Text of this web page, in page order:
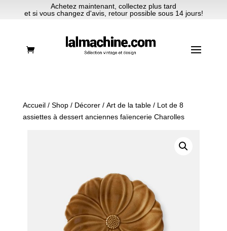
Achetez maintenant, collectez plus tard
et si vous changez d'avis, retour possible sous 14 jours!
Accueil/ Shop/ Décorer/ Art de la table/ Lot de 8
assiettes à dessert anciennes faïencerie Charolles